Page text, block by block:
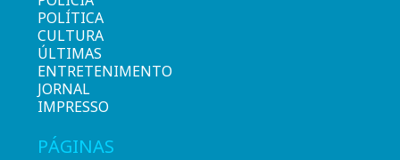
POLÍTICA
CULTURA
ÚLTIMAS
ENTRETENIMENTO
JORNAL
IMPRESSO
PÁGINAS